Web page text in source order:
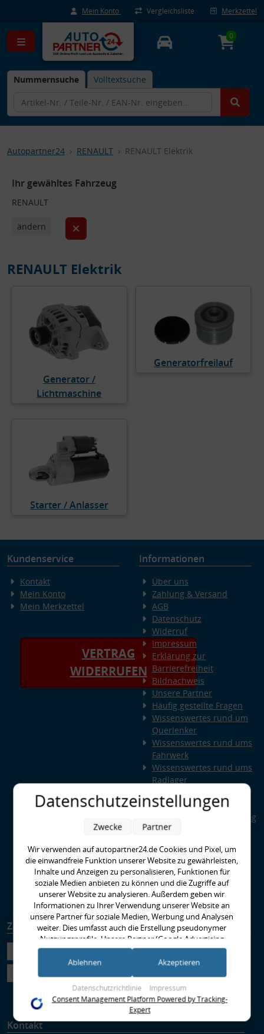
Mein Konto Vergleichsliste Merkzettel
Nummernsuche Volltextsuche
0
Autopartner24 RENAULT RENAULT Elektrik
Ihr gewähltes Fahrzeug
RENAULT
ändern
RENAULT Elektrik
Generator /
Lichtmaschine
Generatorfreilauf
Starter / Anlasser
Kundenservice
Kontakt
Mein Konto
Mein Merkzettel
VERTRAG
WIDERRUFEN
Informationen
Über uns
Zahlung & Versand
AGB
Datenschutz
Widerruf
Impressum
Erklärung zur
Barrierefreiheit
Bildnachweis
Unsere Partner
Häufig gestellte Fragen
Wissenswertes rund um
Querlenker
Wissenswertes rund ums
Fahrwerk
Wissenswertes rund ums
Radlager
Wissenswertes rund um
Kupplungen
Special Parts: Auto-Tuning
bei AUTOPARTNER24
Performance Standard?
EBC-Bremse richtig
Einbremsen
Runter im Hof
Zahlungsarten Versandarten
Kontakt
Datenschutzeinstellungen
Wir verwenden auf autopartner24.de Cookies und Pixel, um
die einwandfreie Funktion unserer Website zu gewährleisten,
Inhalte und Anzeigen zu personalisieren, Funktionen für
soziale Medien anbieten zu können und die Zugriffe auf
unserer Website zu analysieren. Außerdem geben wir
Informationen zu Ihrer Verwendung unserer Website an
unsere Partner für soziale Medien, Werbung und Analysen
weiter. Dies umfasst auch die Erstellung pseudonymer
Nutzungsprofile. Unsere Partner (Google Advertising
Products) führen diese Informationen möglicherweise mit
weiteren Daten zusammen, die Sie ihnen bereitgestellt haben
im Rahmen Ihrer Nutzung der Dienste gesammelt haben
(bspw. Nutzungsdaten anderer Geräte). Ihre Einwilligung zur
Nutzung von Cookies und Pixeln können Sie jederzeit
widerrufen, indem Sie auf den Datenschutz-Button links
unten klicken und dort die entsprechenden Anpassungen
Datenschutzrichtlinie Impressum
Zwecke Partner
Ablehnen Akzeptieren
Consent Management Platform Powered by Tracking-
Expert